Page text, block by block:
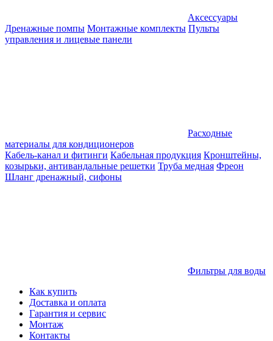
Аксессуары
Дренажные помпы Монтажные комплекты Пульты
управления и лицевые панели
Расходные
материалы для кондиционеров
Кабель-канал и фитинги Кабельная продукция Кронштейны,
козырьки, антивандальные решетки Труба медная Фреон
Шланг дренажный, сифоны
Фильтры для воды
Как купить
Доставка и оплата
Гарантия и сервис
Монтаж
Контакты